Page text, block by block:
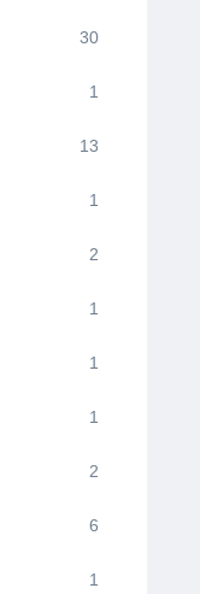
30
1
13
1
2
1
1
1
2
6
1